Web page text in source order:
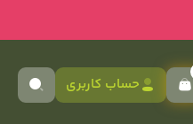
حساب کاربری